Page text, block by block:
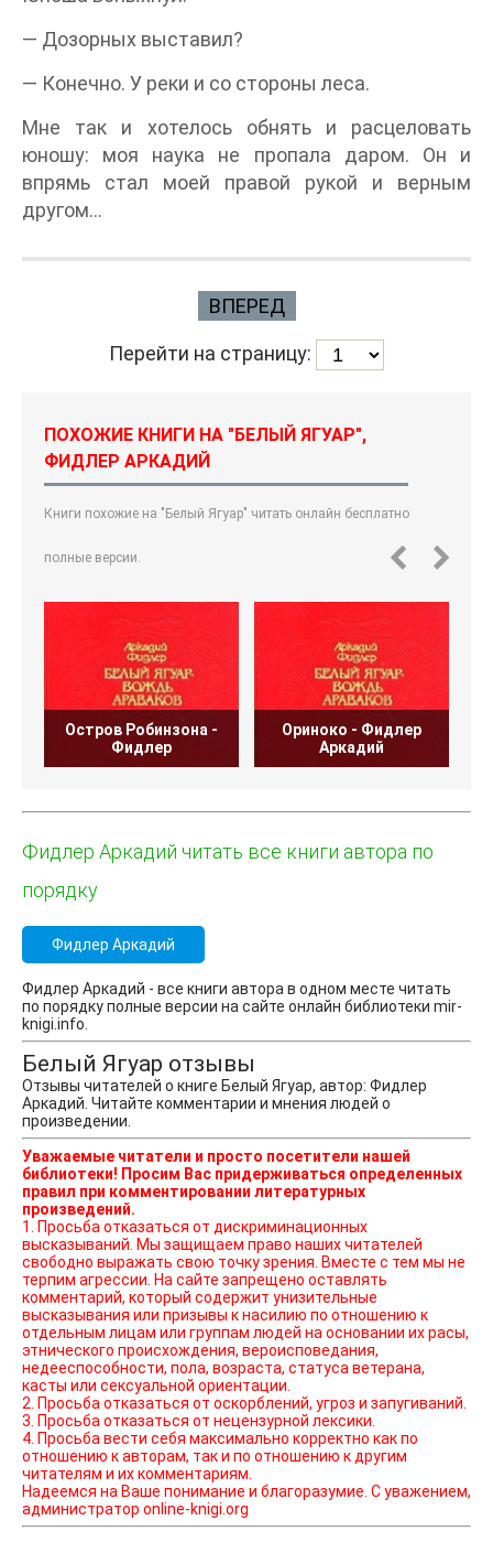
— Дозорных выставил?
— Конечно. У реки и со стороны леса.
Мне так и хотелось обнять и расцеловать
юношу: моя наука не пропала даром. Он и
впрямь стал моей правой рукой и верным
другом…
ВПЕРЕД
Перейти на страницу:
ПОХОЖИЕ КНИГИ НА "БЕЛЫЙ ЯГУАР",
ФИДЛЕР АРКАДИЙ
Книги похожие на "Белый Ягуар" читать онлайн бесплатно
полные версии.
Остров Робинзона -
Фидлер
Ориноко - Фидлер
Аркадий
Фидлер Аркадий читать все книги автора по
порядку
Фидлер Аркадий
Фидлер Аркадий - все книги автора в одном месте читать
по порядку полные версии на сайте онлайн библиотеки mir-
knigi.info.
Белый Ягуар отзывы
Отзывы читателей о книге Белый Ягуар, автор: Фидлер
Аркадий. Читайте комментарии и мнения людей о
произведении.
Уважаемые читатели и просто посетители нашей
библиотеки! Просим Вас придерживаться определенных
правил при комментировании литературных
произведений.
1. Просьба отказаться от дискриминационных
высказываний. Мы защищаем право наших читателей
свободно выражать свою точку зрения. Вместе с тем мы не
терпим агрессии. На сайте запрещено оставлять
комментарий, который содержит унизительные
высказывания или призывы к насилию по отношению к
отдельным лицам или группам людей на основании их расы,
этнического происхождения, вероисповедания,
недееспособности, пола, возраста, статуса ветерана,
касты или сексуальной ориентации.
2. Просьба отказаться от оскорблений, угроз и запугиваний.
3. Просьба отказаться от нецензурной лексики.
4. Просьба вести себя максимально корректно как по
отношению к авторам, так и по отношению к другим
читателям и их комментариям.
Надеемся на Ваше понимание и благоразумие. С уважением,
администратор online-knigi.org